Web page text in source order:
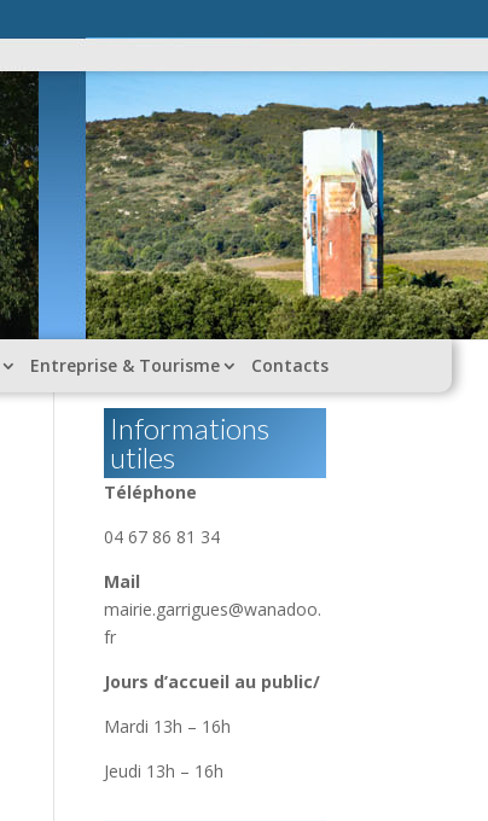
Entreprise & Tourisme Contacts
Informations
utiles
Téléphone
04 67 86 81 34
Mail
mairie.garrigues@wanadoo.
fr
Jours d’accueil au public/
Mardi 13h – 16h
Jeudi 13h – 16h